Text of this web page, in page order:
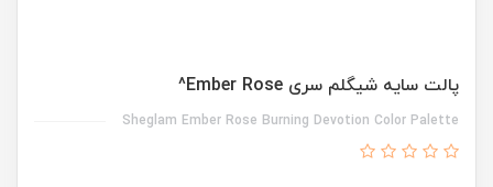
پالت سایه شیگلم سری Ember Rose^
Sheglam Ember Rose Burning Devotion Color Palette